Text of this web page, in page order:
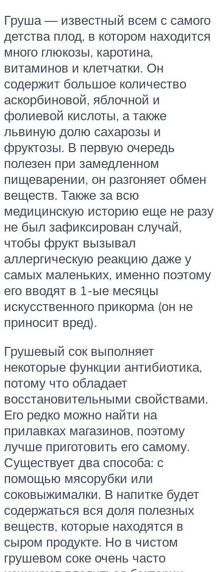
Груша — известный всем с самого
детства плод, в котором находится
много глюкозы, каротина,
витаминов и клетчатки. Он
содержит большое количество
аскорбиновой, яблочной и
фолиевой кислоты, а также
львиную долю сахарозы и
фруктозы. В первую очередь
полезен при замедленном
пищеварении, он разгоняет обмен
веществ. Также за всю
медицинскую историю еще не разу
не был зафиксирован случай,
чтобы фрукт вызывал
аллергическую реакцию даже у
самых маленьких, именно поэтому
его вводят в 1-ые месяцы
искусственного прикорма (он не
приносит вред).
Грушевый сок выполняет
некоторые функции антибиотика,
потому что обладает
восстановительными свойствами.
Его редко можно найти на
прилавках магазинов, поэтому
лучше приготовить его самому.
Существует два способа: с
помощью мясорубки или
соковыжималки. В напитке будет
содержаться вся доля полезных
веществ, которые находятся в
сыром продукте. Но в чистом
грушевом соке очень часто